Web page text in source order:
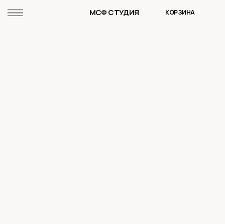
МСФ СТУДИЯ КОРЗИНА